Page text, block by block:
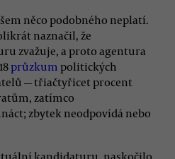
něco podobného neplatí.
naznačil, že
zvažuje, a proto agentura
průzkum politických
— třiačtyřicet procent
zatímco
zbytek neodpovídá nebo